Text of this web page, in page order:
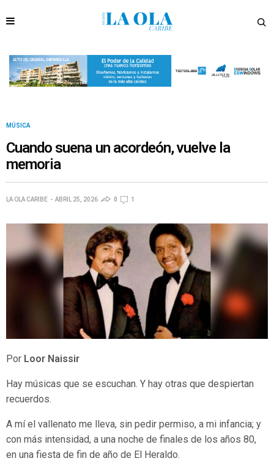
MÚSICA
Cuando suena un acordeón, vuelve la
memoria
LA OLA CARIBE ABRIL 25, 2026 0 1
Por Loor Naissir
Hay músicas que se escuchan. Y hay otras que despiertan
recuerdos.
A mí el vallenato me lleva, sin pedir permiso, a mi infancia; y
con más intensidad, a una noche de finales de los años 80,
en una fiesta de fin de año de El Heraldo.